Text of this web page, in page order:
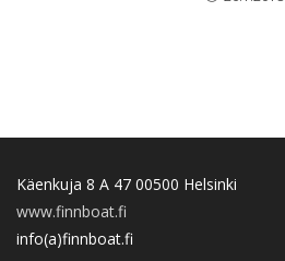
Käenkuja 8 A 47 00500 Helsinki
www.finnboat.fi
info(a)finnboat.fi